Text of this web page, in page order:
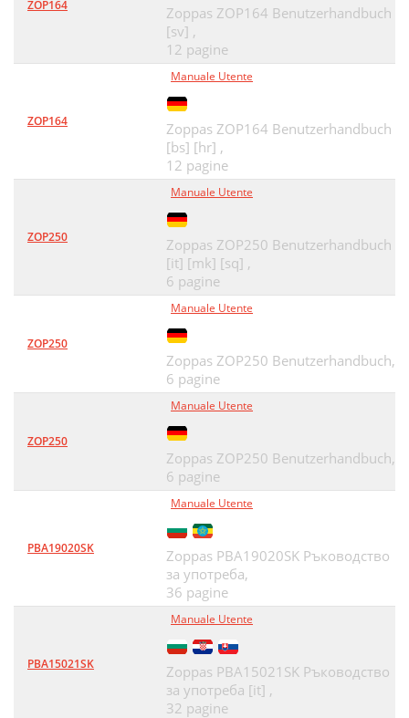
ZOP164
Zoppas ZOP164 Benutzerhandbuch
[sv] ,
12 pagine
ZOP164
Manuale Utente
Zoppas ZOP164 Benutzerhandbuch
[bs] [hr] ,
12 pagine
ZOP250
Manuale Utente
Zoppas ZOP250 Benutzerhandbuch
[it] [mk] [sq] ,
6 pagine
ZOP250
Manuale Utente
Zoppas ZOP250 Benutzerhandbuch,
6 pagine
ZOP250
Manuale Utente
Zoppas ZOP250 Benutzerhandbuch,
6 pagine
PBA19020SK
Manuale Utente
Zoppas PBA19020SK Ръководство
за употреба,
36 pagine
PBA15021SK
Manuale Utente
Zoppas PBA15021SK Ръководство
за употреба [it] ,
32 pagine